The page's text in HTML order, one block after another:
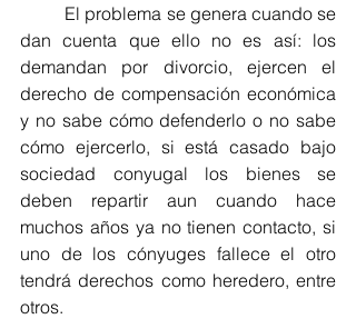
El problema se genera cuando se
dan cuenta que ello no es así: los
demandan por divorcio, ejercen el
derecho de compensación económica
y no sabe cómo defenderlo o no sabe
cómo ejercerlo, si está casado bajo
sociedad conyugal los bienes se
deben repartir aun cuando hace
muchos años ya no tienen contacto, si
uno de los cónyuges fallece el otro
tendrá derechos como heredero, entre
otros.